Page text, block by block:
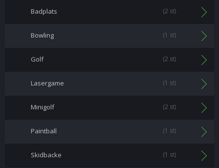
Badplats (2 st)
Bowling (1 st)
Golf (2 st)
Lasergame (1 st)
Minigolf (2 st)
Paintball (1 st)
Skidbacke (1 st)